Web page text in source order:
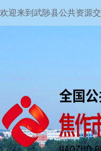
欢迎来到武陟县公共资源